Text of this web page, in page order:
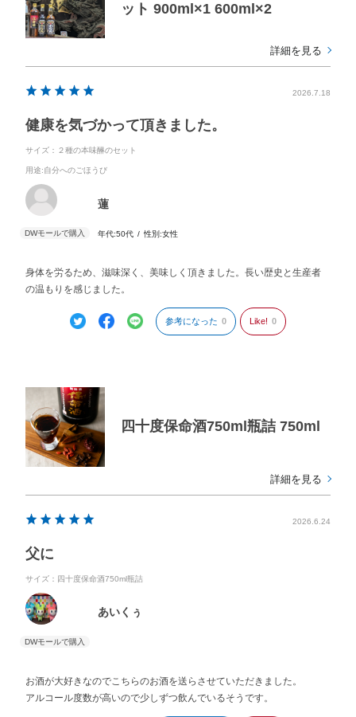
ット 900ml×1 600ml×2
詳細を見る
2026.7.18
健康を気づかって頂きました。
サイズ：２種の本味醂のセット
用途:自分へのごほうび
蓮
年代:50代 性別:女性
身体を労るため、滋味深く、美味しく頂きました。長い歴史と生産者
の温もりを感じました。
参考になった 0 Like! 0
四十度保命酒750ml瓶詰 750ml
詳細を見る
2026.6.24
父に
サイズ：四十度保命酒750ml瓶詰
あいくぅ
お酒が大好きなのでこちらのお酒を送らさせていただきました。
アルコール度数が高いので少しずつ飲んでいるそうです。